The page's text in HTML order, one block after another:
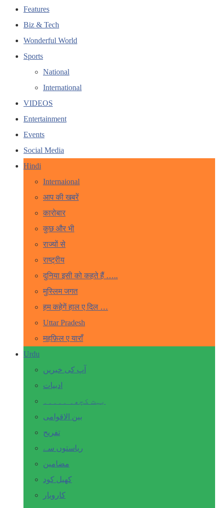
Features
Biz & Tech
Wonderful World
Sports
National
International
VIDEOS
Entertainment
Events
Social Media
Hindi
Internaional
आप की खबरें
कारोबार
कुछ और भी
राज्यों से
राष्ट्रीय
दुनिया इसी को कहते हैं …..
मुस्लिम जगत
हम कहेगें हाल ए दिल …
Uttar Pradesh
महफ़िल ए याराँ
Urdu
آپ کی خبریں
ادبیات
بہت کچھ۔ ۔۔۔۔۔
بین الاقوامی
تفریح
ریاستوں سے
مضامین
کھیل کود
کاروبار